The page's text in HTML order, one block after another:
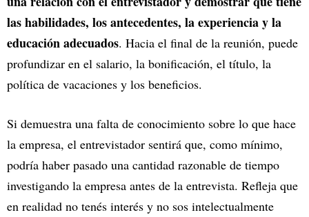
las habilidades, los antecedentes, la experiencia y la
educación adecuados. Hacia el final de la reunión, puede
profundizar en el salario, la bonificación, el título, la
política de vacaciones y los beneficios.
Si demuestra una falta de conocimiento sobre lo que hace
la empresa, el entrevistador sentirá que, como mínimo,
podría haber pasado una cantidad razonable de tiempo
investigando la empresa antes de la entrevista. Refleja que
en realidad no tenés interés y no sos intelectualmente